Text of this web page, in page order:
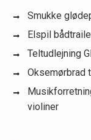
Smukke
Elspil
Teltudlejning
Oksemørbrad
violiner